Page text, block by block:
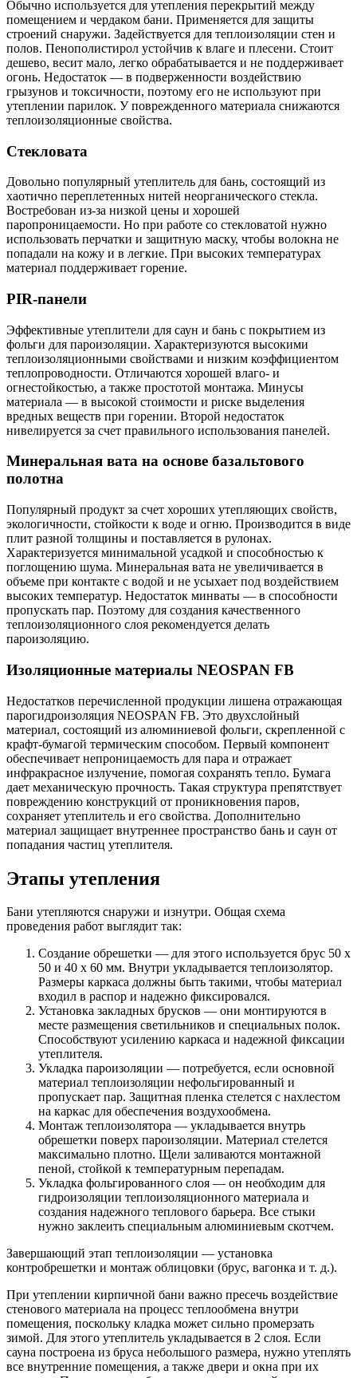
Обычно используется для утепления перекрытий между
помещением и чердаком бани. Применяется для защиты
строений снаружи. Задействуется для теплоизоляции стен и
полов. Пенополистирол устойчив к влаге и плесени. Стоит
дешево, весит мало, легко обрабатывается и не поддерживает
огонь. Недостаток — в подверженности воздействию
грызунов и токсичности, поэтому его не используют при
утеплении парилок. У поврежденного материала снижаются
теплоизоляционные свойства.
Стекловата
Довольно популярный утеплитель для бань, состоящий из
хаотично переплетенных нитей неорганического стекла.
Востребован из-за низкой цены и хорошей
паропроницаемости. Но при работе со стекловатой нужно
использовать перчатки и защитную маску, чтобы волокна не
попадали на кожу и в легкие. При высоких температурах
материал поддерживает горение.
PIR-панели
Эффективные утеплители для саун и бань с покрытием из
фольги для пароизоляции. Характеризуются высокими
теплоизоляционными свойствами и низким коэффициентом
теплопроводности. Отличаются хорошей влаго- и
огнестойкостью, а также простотой монтажа. Минусы
материала — в высокой стоимости и риске выделения
вредных веществ при горении. Второй недостаток
нивелируется за счет правильного использования панелей.
Минеральная вата на основе базальтового
полотна
Популярный продукт за счет хороших утепляющих свойств,
экологичности, стойкости к воде и огню. Производится в виде
плит разной толщины и поставляется в рулонах.
Характеризуется минимальной усадкой и способностью к
поглощению шума. Минеральная вата не увеличивается в
объеме при контакте с водой и не усыхает под воздействием
высоких температур. Недостаток минваты — в способности
пропускать пар. Поэтому для создания качественного
теплоизоляционного слоя рекомендуется делать
пароизоляцию.
Изоляционные материалы NEOSPAN FB
Недостатков перечисленной продукции лишена отражающая
парогидроизоляция NEOSPAN FB. Это двухслойный
материал, состоящий из алюминиевой фольги, скрепленной с
крафт-бумагой термическим способом. Первый компонент
обеспечивает непроницаемость для пара и отражает
инфракрасное излучение, помогая сохранять тепло. Бумага
дает механическую прочность. Такая структура препятствует
повреждению конструкций от проникновения паров,
сохраняет утеплитель и его свойства. Дополнительно
материал защищает внутреннее пространство бань и саун от
попадания частиц утеплителя.
Этапы утепления
Бани утепляются снаружи и изнутри. Общая схема
проведения работ выглядит так:
Создание обрешетки — для этого используется брус 50 х
50 и 40 х 60 мм. Внутри укладывается теплоизолятор.
Размеры каркаса должны быть такими, чтобы материал
входил в распор и надежно фиксировался.
Установка закладных брусков — они монтируются в
месте размещения светильников и специальных полок.
Способствуют усилению каркаса и надежной фиксации
утеплителя.
Укладка пароизоляции — потребуется, если основной
материал теплоизоляции нефольгированный и
пропускает пар. Защитная пленка стелется с нахлестом
на каркас для обеспечения воздухообмена.
Монтаж теплоизолятора — укладывается внутрь
обрешетки поверх пароизоляции. Материал стелется
максимально плотно. Щели заливаются монтажной
пеной, стойкой к температурным перепадам.
Укладка фольгированного слоя — он необходим для
гидроизоляции теплоизоляционного материала и
создания надежного теплового барьера. Все стыки
нужно заклеить специальным алюминиевым скотчем.
Завершающий этап теплоизоляции — установка
контробрешетки и монтаж облицовки (брус, вагонка и т. д.).
При утеплении кирпичной бани важно пресечь воздействие
стенового материала на процесс теплообмена внутри
помещения, поскольку кладка может сильно промерзать
зимой. Для этого утеплитель укладывается в 2 слоя. Если
сауна построена из бруса небольшого размера, нужно утеплять
все внутренние помещения, а также двери и окна при их